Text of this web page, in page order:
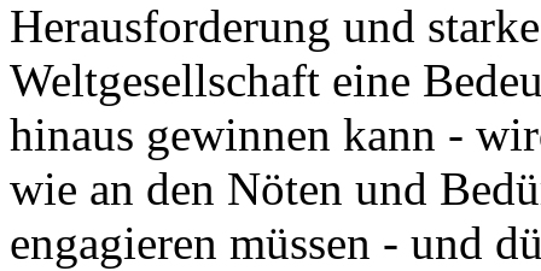
Herausforderung und
Weltgesellschaft eine
hinaus gewinnen kann -
wie an den Nöten und
engagieren müssen - und